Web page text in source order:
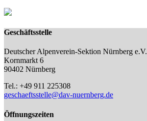
Geschäftsstelle
Deutscher Alpenverein-Sektion Nürnberg e.V.
Kornmarkt 6
90402 Nürnberg
Tel.: +49 911 225308
geschaeftsstelle@dav-nuernberg.de
Öffnungszeiten